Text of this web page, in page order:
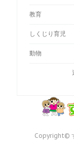
教育
しくじり育児
動物
Copyright©